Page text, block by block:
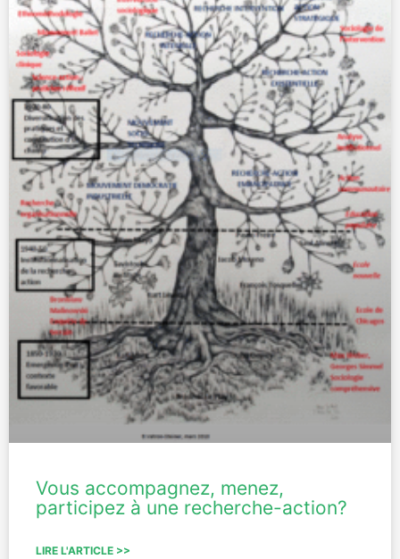
Vous accompagnez, menez,
participez à une recherche-action?
LIRE L'ARTICLE >>